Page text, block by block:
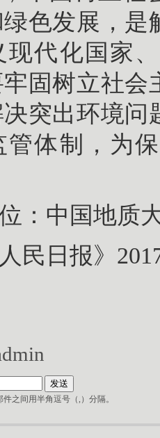
色发展，
现代化国家
固树立社
突出环境
管体制，为
位：中国地质
民日报》
之间用半角逗号（,）分隔。